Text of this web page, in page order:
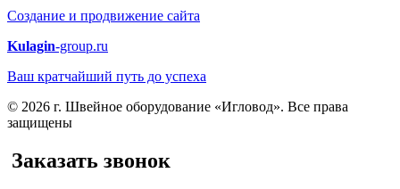
Создание и продвижение сайта
Kulagin-group.ru
Ваш кратчайший путь до успеха
© 2026 г. Швейное оборудование «Игловод». Все права
защищены
Заказать звонок